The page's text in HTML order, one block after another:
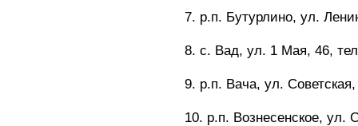
7. р.п. Бутурлино, ул.
8. с. Вад, ул. 1 Мая, 46,
9. р.п. Вача, ул.
10. р.п. Вознесенское, ул.